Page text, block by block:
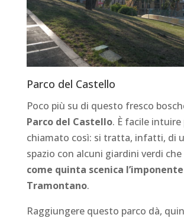
Parco del Castello
Poco più su di questo fresco
Parco del Castello. È facile intuire
chiamato così: si tratta, infatti, di
spazio con alcuni giardini verdi che
come quinta scenica
Tramontano.
Raggiungere questo parco dà,